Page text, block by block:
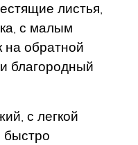
листья,
с малым
на обратной
благородный
с легкой
быстро